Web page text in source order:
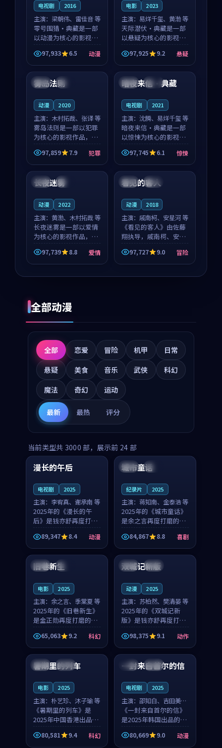
电视剧 2016
主演： 梁朝伟、雷佳音 等
零号围猎·典藏是一部
以动漫为核心的影视作
品，围绕危机、反转与
人物成长展开，整体节
奏紧凑，值得推荐观
看。
97,933 6.5 动漫
电影 2023
主演： 易烊千玺、黄渤 等
天际潜伏·典藏是一部
以悬疑为核心的影视作
品，围绕危机、反转与
人物成长展开，整体节
奏紧凑，值得推荐观
看。
97,925 9.2 悬疑
韩国 独播
雾岛法则
动漫 2020
主演： 木村拓哉、张译 等
雾岛法则是一部以犯罪
为核心的影视作品，围
绕危机、反转与人物成
长展开，整体节奏紧
凑，值得推荐观看。
97,859 7.9 犯罪
中国 完结
暗夜来信·典藏
电视剧 2021
主演： 沈腾、易烊千玺 等
暗夜来信·典藏是一部
以惊悚为核心的影视作
品，围绕危机、反转与
人物成长展开，整体节
奏紧凑，值得推荐观
97,745 6.1 惊悚
中国 院线
长夜迷雾
动漫 2022
主演： 黄渤、木村拓哉 等
长夜迷雾是一部以爱情
为核心的影视作品，围
绕危机、反转与人物成
长展开，整体节奏紧
凑，值得推荐观看。
97,739 8.8 爱情
泰国 完结
看见的客人
动漫 2018
主演： 戚南柯、安星河 等
《看见的客人》由佐藤
翔执导，戚南柯、安星
河领衔主演，是一部
2018年上映的泰国冒险
动漫。影片以海岸抒情
97,727 9.0 冒险
全部动漫
全部 恋爱 冒险 机甲
日常
悬疑
美食 音乐 武侠
科幻
魔法
奇幻 运动
最新 最热 评分
当前类型共 3000 部，展示前 24 部
中国 高分
99:16
漫长的午后
电视剧 2025
主演： 李宥真、谢承南 等
2025年的《漫长的午
后》是钱亦舒再度打磨
的动漫佳作。中国大陆
的取景与海岛日常的氛
围相互成就，李宥真与
谢承南的对手戏自然克
制，让整部影片在悬念
89,347 8.4 动漫
美国 院线
城市童话
纪录片 2025
主演： 蒋知南、金泰浩 等
2025年的《城市童话》
是余之言再度打磨的喜
剧佳作。美国的取景与
历史战争的氛围相互成
就，蒋知南与金泰浩的
对手戏自然克制，让整
部影片在悬念与温度
84,867 8.8 喜剧
英国 完结
旧巷新生
电影 2025
主演： 余之言、季棠夏 等
2025年的《旧巷新生》
是金正勋再度打磨的科
幻佳作。英国的取景与
雨夜物语的氛围相互成
就，余之言与季棠夏的
对手戏自然克制，让整
部影片在悬念与温度
65,063 9.2 科幻
中国 独播
双城记新版
动漫 2025
主演： 苏柏然、樊清晏 等
2025年的《双城记新
版》是钱亦舒再度打磨
的动作佳作。中国大陆
的取景与沙漠探险的氛
围相互成就，苏柏然与
樊清晏的对手戏自然克
制，让整部影片在悬念
98,375 9.1 动作
中国 杜比
暑期里的列车
电影 2025
主演： 朴艺珍、沐子瑜 等
《暑期里的列车》是
2025年中国香港出品的
科幻新作，主创团队希
望用城市夜归人的故事
80,581 9.4 科幻
韩国 热播
一封来自首尔的信
电视剧 2025
主演： 邵知白、吉田美琴
等
《一封来自首尔的信》
是2025年韩国出品的动
漫新作，主创团队希望
用高考往事的故事让观
80,669 9.0 动漫